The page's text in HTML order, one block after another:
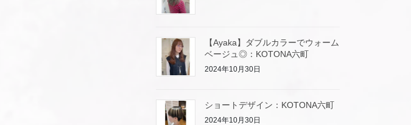
【Ayaka】ダブルカラーでウォーム
ベージュ◎：KOTONA六町
2024年10月30日
ショートデザイン：KOTONA六町
2024年10月30日